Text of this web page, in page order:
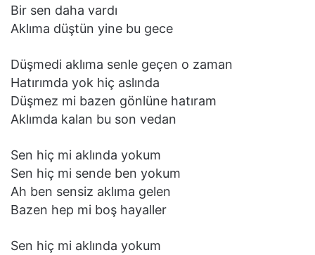
Bir sen daha vardı
Aklıma düştün yine bu gece
Düşmedi aklıma senle geçen o zaman
Hatırımda yok hiç aslında
Düşmez mi bazen gönlüne hatıram
Aklımda kalan bu son vedan
Sen hiç mi aklında yokum
Sen hiç mi sende ben yokum
Ah ben sensiz aklıma gelen
Bazen hep mi boş hayaller
Sen hiç mi aklında yokum